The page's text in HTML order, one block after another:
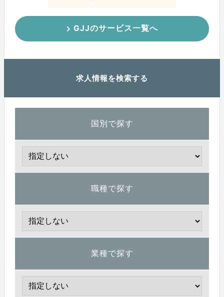
GJJのサービス一覧へ
求人情報を検索する
国別で探す
職種で探す
業種で探す